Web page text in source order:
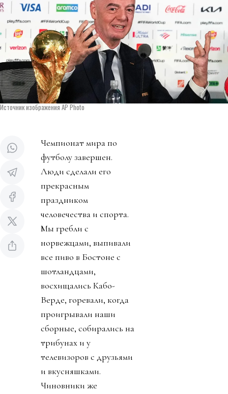
Источник изображения AP Photo
Чемпионат мира по
футболу завершен.
Люди сделали его
прекрасным
праздником
человечества и спорта.
Мы гребли с
норвежцами, выпивали
все пиво в Бостоне с
шотландцами,
восхищались Кабо-
Верде, горевали, когда
проигрывали наши
сборные, собирались на
трибунах и у
телевизоров с друзьями
и вкусняшками.
Чиновники же